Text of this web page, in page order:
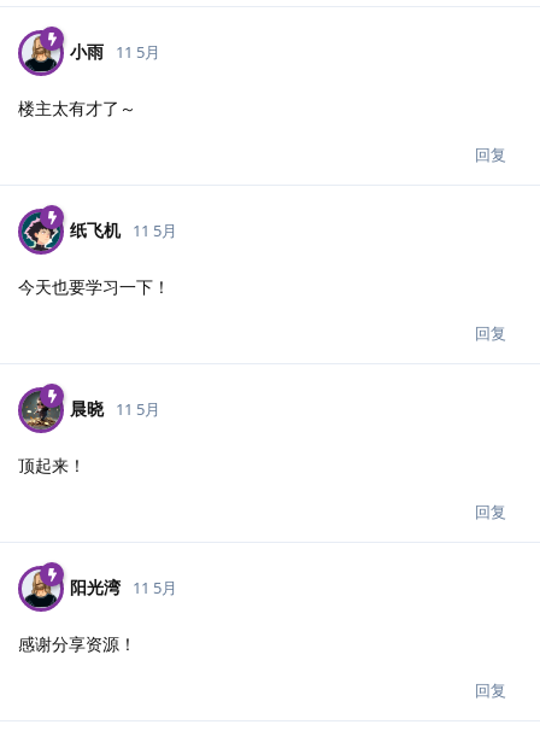
小雨 11 5月
楼主太有才了～
回复
纸飞机 11 5月
今天也要学习一下！
回复
晨晓 11 5月
顶起来！
回复
阳光湾 11 5月
感谢分享资源！
回复